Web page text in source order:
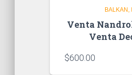
BALKAN
Venta
Venta
$600.00